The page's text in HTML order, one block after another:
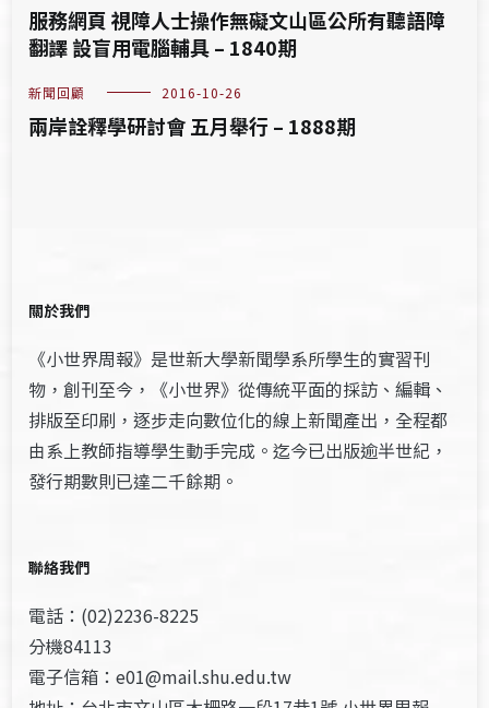
服務網頁 視障人士操作無礙文山區公所有聽語障
翻譯 設盲用電腦輔具 – 1840期
新聞回顧 2016-10-26
兩岸詮釋學研討會 五月舉行 – 1888期
關於我們
《小世界周報》是世新大學新聞學系所學生的實習刊
物，創刊至今，《小世界》從傳統平面的採訪、編輯、
排版至印刷，逐步走向數位化的線上新聞產出，全程都
由系上教師指導學生動手完成。迄今已出版逾半世紀，
發行期數則已達二千餘期。
聯絡我們
電話：(02)2236-8225
分機84113
電子信箱：e01@mail.shu.edu.tw